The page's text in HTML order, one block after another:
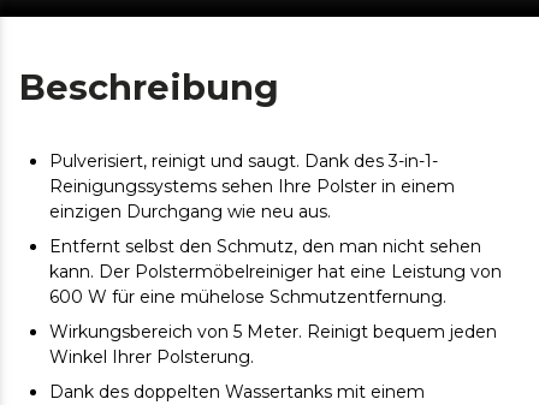
Beschreibung
Pulverisiert, reinigt und saugt. Dank des 3-in-1-
Reinigungssystems sehen Ihre Polster in einem
einzigen Durchgang wie neu aus.
Entfernt selbst den Schmutz, den man nicht sehen
kann. Der Polstermöbelreiniger hat eine Leistung von
600 W für eine mühelose Schmutzentfernung.
Wirkungsbereich von 5 Meter. Reinigt bequem jeden
Winkel Ihrer Polsterung.
Dank des doppelten Wassertanks mit einem